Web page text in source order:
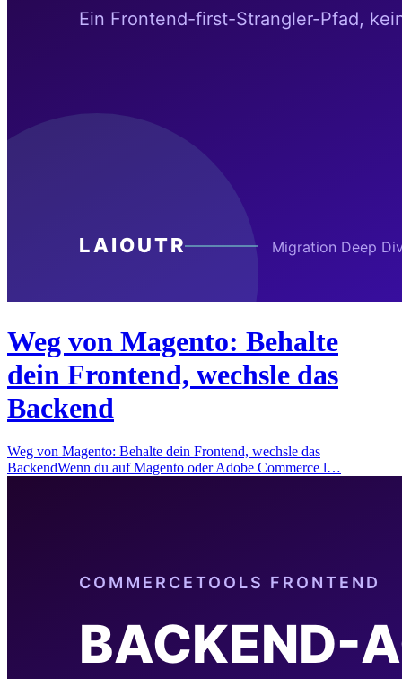
Weg von Magento: Behalte
dein Frontend, wechsle das
Backend
Weg von Magento: Behalte dein Frontend, wechsle das
BackendWenn du auf Magento oder Adobe Commerce l…